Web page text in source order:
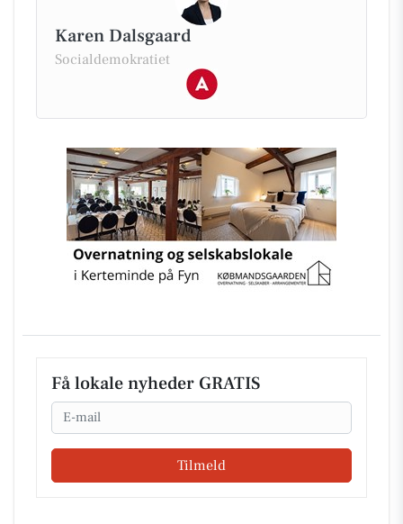
Karen Dalsgaard
Socialdemokratiet
Få lokale nyheder GRATIS
Email
Tilmeld